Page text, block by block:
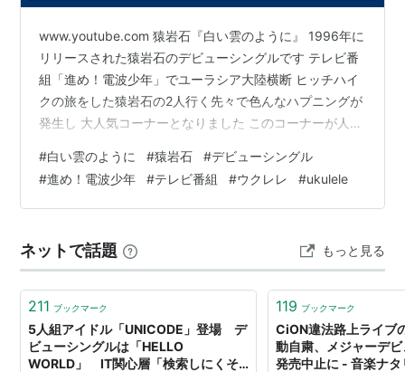
www.youtube.com 猿岩石『白い雲のように』 1996年に
リリースされた猿岩石のデビューシングルです テレビ番
組「進め！電波少年」でユーラシア大陸横断 ヒッチハイ
クの旅をした猿岩石の2人行く先々で色んなハプニングが
発生し 大人気コーナーとなりました このコーナーが人気
国するにあたって藤井フミヤさんに曲を作ってくれない
かと依頼し 番組のファンだった藤井フミヤは2人の気持
ちになってこの曲ができたんだそうです 後に藤井フミヤ
高校の音楽の教科書にも掲載されました ウクレレでは
サ…
#白い雲のように #猿岩石 #デビューシングル
#進め！電波少年 #テレビ番組 #ウクレレ #ukulele
ネットで話題 もっと見る
211 ブックマーク
5人組アイドル「UNICODE」登場 デ
ビューシングルは「HELLO
WORLD」 IT関心層「検索しにくそ
119 ブックマーク
CiON違法路上ライブ
動自粛、メジャーデ
発売中止に - 音楽ナタ